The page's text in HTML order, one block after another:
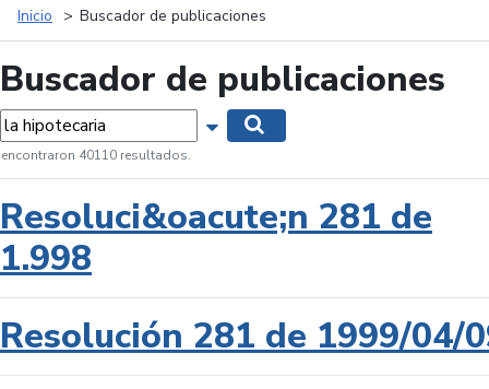
Inicio Buscador de publicaciones
Buscador de publicaciones
Mostrar opciones de búsqueda
encontraron 40110 resultados.
Resoluci&oacute;n 281 de
1.998
Resolución 281 de 1999/04/